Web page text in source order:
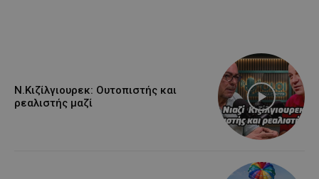
Ν.Κιζίλγιουρεκ: Ουτοπιστής και
ρεαλιστής μαζί